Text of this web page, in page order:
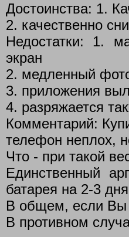
Достоинства: 1.
2. качественно
Недостатки: 1.
экран
2. медленный
3. приложения
4. разряжается
Комментарий:
телефон неплох,
Что - при такой
Единственный
батарея на 2-3
В общем, если Вы
В противном